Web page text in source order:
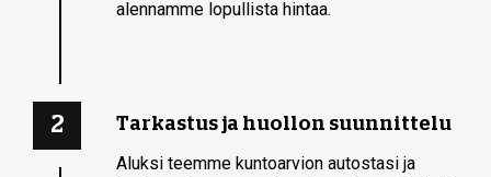
alennamme lopullista hintaa.
2 Tarkastus ja huollon suunnittelu
Aluksi teemme kuntoarvion autostasi ja